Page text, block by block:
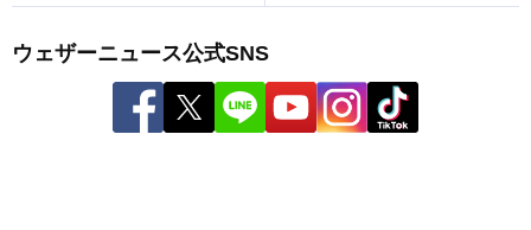
ウェザーニュース公式SNS